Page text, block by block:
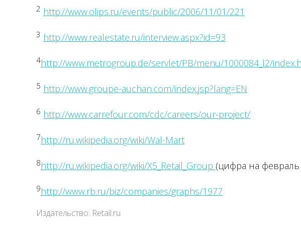
2 http://www.olips.ru/events/public/2006/11/01/221
3 http://www.realestate.ru/interview.aspx?id=93
4http://www.metrogroup.de/servlet/PB/menu/1000084_l2/
5 http://www.groupe-auchan.com/index.jsp?lang=EN
6 http://www.carrefour.com/cdc/careers/our-project/
7http://ru.wikipedia.org/wiki/Wal-Mart
8http://ru.wikipedia.org/wiki/X5_Retail_Group (цифра на февраль
9http://www.rb.ru/biz/companies/graphs/1977
Издательство: Retail.ru